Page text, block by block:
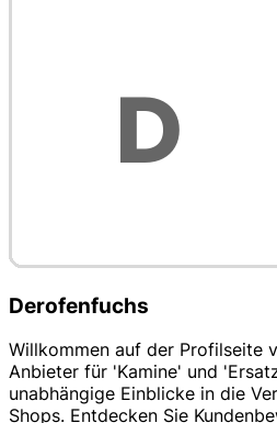
Derofenfuchs
Willkommen auf der Profilseite
Anbieter für 'Kamine' und
unabhängige Einblicke in die
Shops. Entdecken Sie